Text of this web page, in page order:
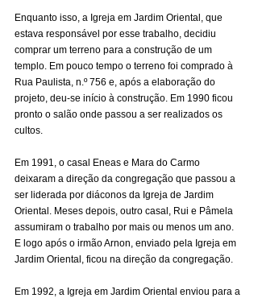
Enquanto isso, a Igreja em Jardim Oriental, que
estava responsável por esse trabalho, decidiu
comprar um terreno para a construção de um
templo. Em pouco tempo o terreno foi comprado à
Rua Paulista, n.º 756 e, após a elaboração do
projeto, deu-se início à construção. Em 1990 ficou
pronto o salão onde passou a ser realizados os
cultos.
Em 1991, o casal Eneas e Mara do Carmo
deixaram a direção da congregação que passou a
ser liderada por diáconos da Igreja de Jardim
Oriental. Meses depois, outro casal, Rui e Pâmela
assumiram o trabalho por mais ou menos um ano.
E logo após o irmão Arnon, enviado pela Igreja em
Jardim Oriental, ficou na direção da congregação.
Em 1992, a Igreja em Jardim Oriental enviou para a